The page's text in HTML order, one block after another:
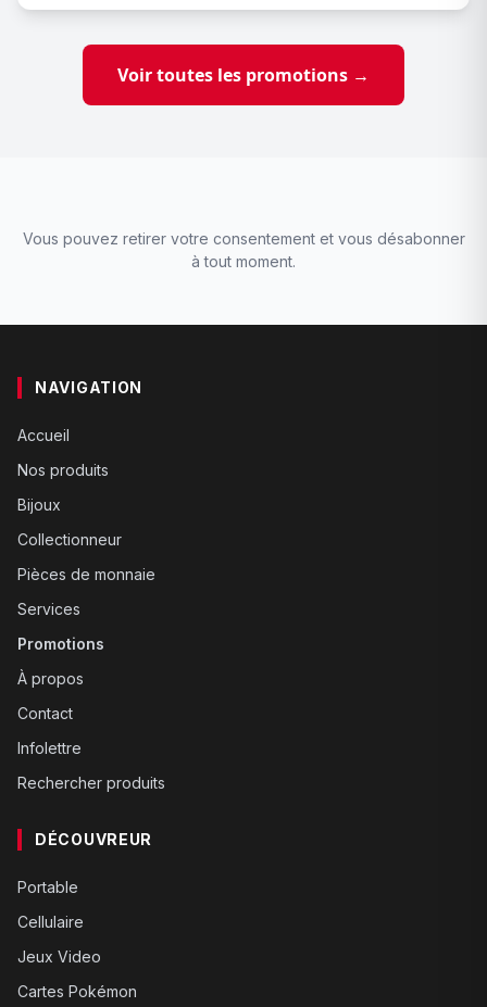
Voir toutes les promotions →
Vous pouvez retirer votre consentement et vous désabonner
à tout moment.
NAVIGATION
Accueil
Nos produits
Bijoux
Collectionneur
Pièces de monnaie
Services
Promotions
À propos
Contact
Infolettre
Rechercher produits
DÉCOUVREUR
Portable
Cellulaire
Jeux Video
Cartes Pokémon